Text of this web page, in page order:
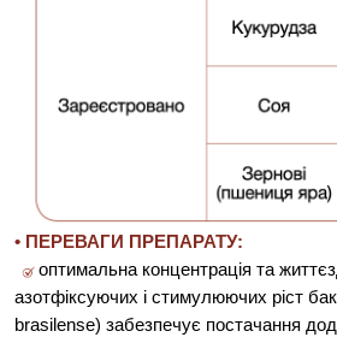
• ПЕРЕВАГИ ПРЕПАРАТУ:
оптимальна концентрація та
азотфіксуючих і стимулюючих ріст
brasilense) забезпечує постачання